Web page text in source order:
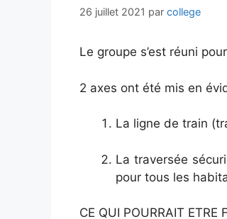
26 juillet 2021 par college
Le groupe s’est réuni
2 axes ont été mis en
La ligne de train
La traversée
pour tous les
CE QUI POURRAIT ETRE